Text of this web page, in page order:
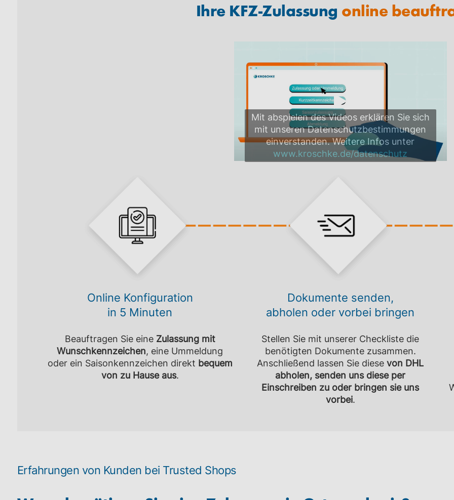
Ihre KFZ-Zulassung online
Mit abspielen des Videos erklären Sie sich
mit unseren Datenschutzbestimmungen
einverstanden. Weitere Infos unter
www.kroschke.de/datenschutz
Online Konfiguration
in 5 Minuten
Beauftragen Sie eine Zulassung mit
Wunschkennzeichen, eine Ummeldung
oder ein Saisonkennzeichen direkt bequem
von zu Hause aus.
Dokumente senden,
abholen oder vorbei bringen
Stellen Sie mit unserer Checkliste die
benötigten Dokumente zusammen.
Anschließend lassen Sie diesevon DHL
abholen, senden uns diese per
Einschreiben zu oder bringen sie uns
vorbei.
Erfahrungen von Kunden bei Trusted Shops